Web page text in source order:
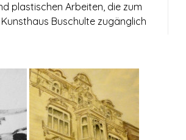
plastischen Arbeiten, die zum
Buschulte zugänglich